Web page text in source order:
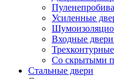
Усиленные
Входные
Трехконтурные
Со скрытыми
Стальные двери